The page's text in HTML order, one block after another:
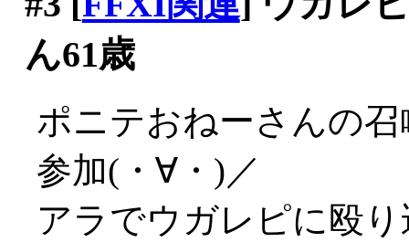
ん61歳
ポニテおねーさんの
参加(・∀・)／
アラでウガレピに殴